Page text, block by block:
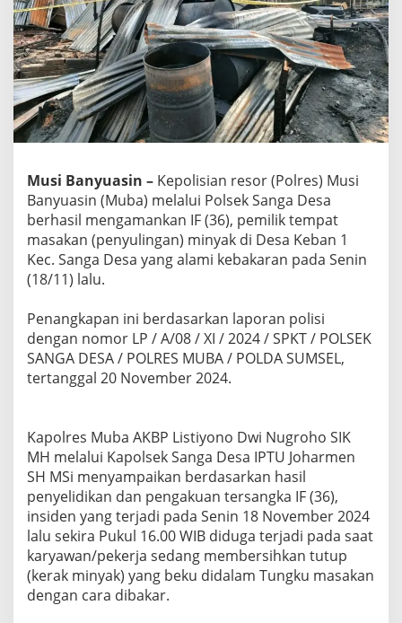
a
k
y
a
n
g
T
e
r
k
a
r
d
i
D
a
K
e
b
a
r
h
a
s
l
d
i
A
m
a
Musi Banyuasin – Kepolisian resor (Polres) Musi
Banyuasin (Muba) melalui Polsek Sanga Desa
berhasil mengamankan IF (36), pemilik tempat
masakan (penyulingan) minyak di Desa Keban 1
Kec. Sanga Desa yang alami kebakaran pada Senin
(18/11) lalu.
‎Penangkapan ini berdasarkan laporan polisi
dengan nomor LP / A/08 / XI / 2024 / SPKT / POLSEK
SANGA DESA / POLRES MUBA / POLDA SUMSEL,
tertanggal 20 November 2024.
‎Kapolres Muba AKBP Listiyono Dwi Nugroho SIK
MH melalui Kapolsek Sanga Desa IPTU Joharmen
SH MSi menyampaikan berdasarkan hasil
penyelidikan dan pengakuan tersangka IF (36),
insiden yang terjadi pada Senin 18 November 2024
lalu sekira Pukul 16.00 WIB diduga terjadi pada saat
karyawan/pekerja sedang membersihkan tutup
(kerak minyak) yang beku didalam Tungku masakan
dengan cara dibakar.